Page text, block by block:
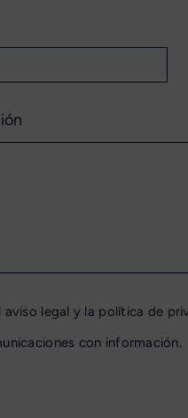
aviso legal y la política de
con información.